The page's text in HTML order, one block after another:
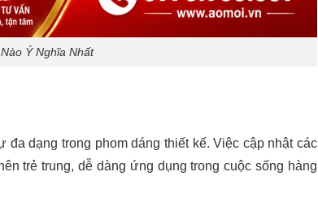
Ý Nghĩa Nhất
dạng trong phom dáng thiết kế. Việc cập nhật các
trẻ trung, dễ dàng ứng dụng trong cuộc sống hàng